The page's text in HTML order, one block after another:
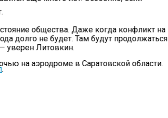
общества. Даже когда конфликт на
долго не будет. Там будут продолжаться
уверен Литовкин.
на аэродроме в Саратовской области.
.